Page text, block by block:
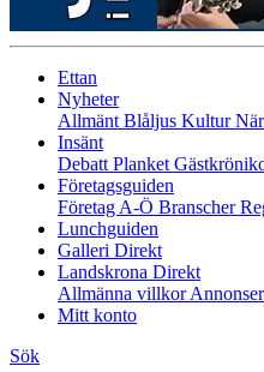
Ettan
Nyheter
Allmänt Blåljus Kultur
Insänt
Debatt Planket
Företagsguiden
Företag A-Ö Branscher
Lunchguiden
Galleri Direkt
Landskrona Direkt
Allmänna villkor
Mitt konto
Sök